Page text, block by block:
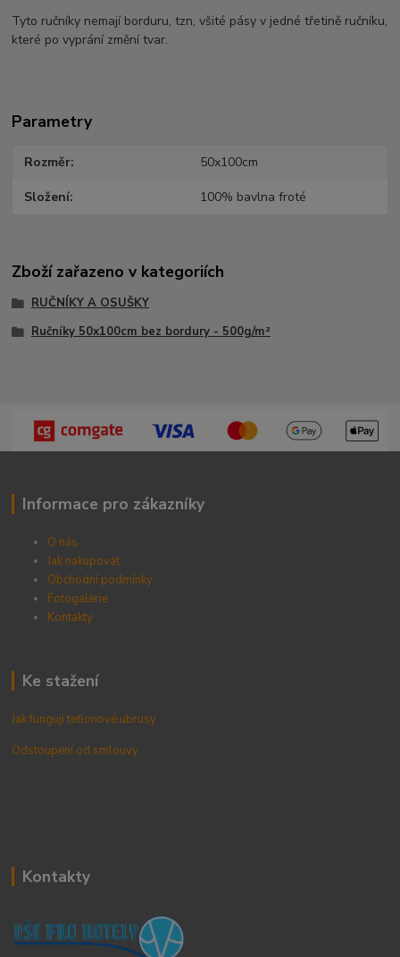
Tyto ručníky nemají borduru, tzn, všité pásy v jedné třetině ručníku,
které po vyprání změní tvar.
Parametry
Rozměr 50x100cm
Složení 100% bavlna froté
Zboží zařazeno v kategoriích
RUČNÍKY A OSUŠKY
Ručníky 50x100cm bez bordury - 500g/m²
Informace pro zákazníky
O nás
Jak nakupovat
Obchodní podmínky
Fotogalerie
Kontakty
Ke stažení
Jak fungují teflonové ubrusy
Odstoupení od smlouvy
Kontakty